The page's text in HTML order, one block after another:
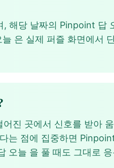
당 날짜의 Pinpoint 답
은 실제 퍼즐 화면에서
진 곳에서 신호를 받아
는 점에 집중하면
오늘 을 풀 때도 그대로